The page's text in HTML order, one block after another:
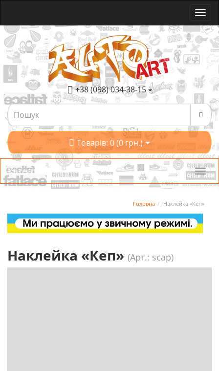
+38 (098) 034-38-15
Товарів: 0 (0 грн.)
Категорії
Головна Наклейка «Кеп»
Наклейка «Кеп» (Арт.: scap)